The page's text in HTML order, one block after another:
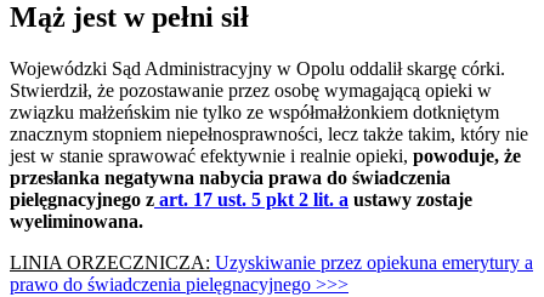
Mąż jest w pełni sił
Wojewódzki Sąd Administracyjny w Opolu oddalił skargę córki.
Stwierdził, że pozostawanie przez osobę wymagającą opieki w
związku małżeńskim nie tylko ze współmałżonkiem dotkniętym
znacznym stopniem niepełnosprawności, lecz także takim, który nie
jest w stanie sprawować efektywnie i realnie opieki, powoduje, że
przesłanka negatywna nabycia prawa do świadczenia
pielęgnacyjnego z art. 17 ust. 5 pkt 2 lit. a ustawy zostaje
wyeliminowana.
LINIA ORZECZNICZA: Uzyskiwanie przez opiekuna emerytury a
prawo do świadczenia pielęgnacyjnego >>>